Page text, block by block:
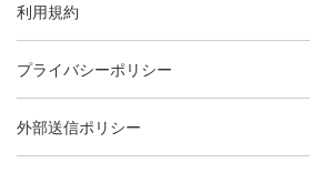
利用規約
プライバシーポリシー
外部送信ポリシー